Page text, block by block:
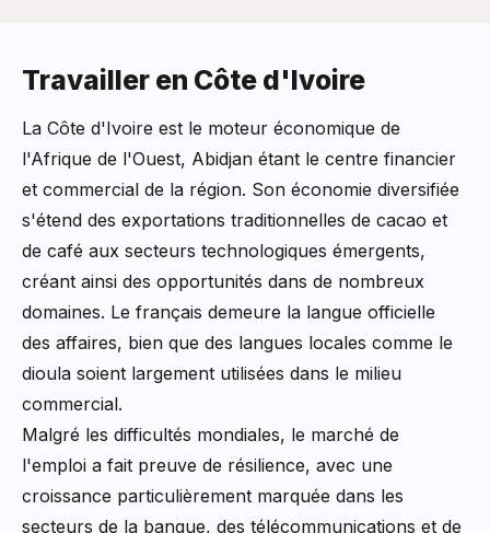
Travailler en Côte d'Ivoire
La Côte d'Ivoire est le moteur économique de
l'Afrique de l'Ouest, Abidjan étant le centre financier
et commercial de la région. Son économie diversifiée
s'étend des exportations traditionnelles de cacao et
de café aux secteurs technologiques émergents,
créant ainsi des opportunités dans de nombreux
domaines. Le français demeure la langue officielle
des affaires, bien que des langues locales comme le
dioula soient largement utilisées dans le milieu
commercial.
Malgré les difficultés mondiales, le marché de
l'emploi a fait preuve de résilience, avec une
croissance particulièrement marquée dans les
secteurs de la banque, des télécommunications et de